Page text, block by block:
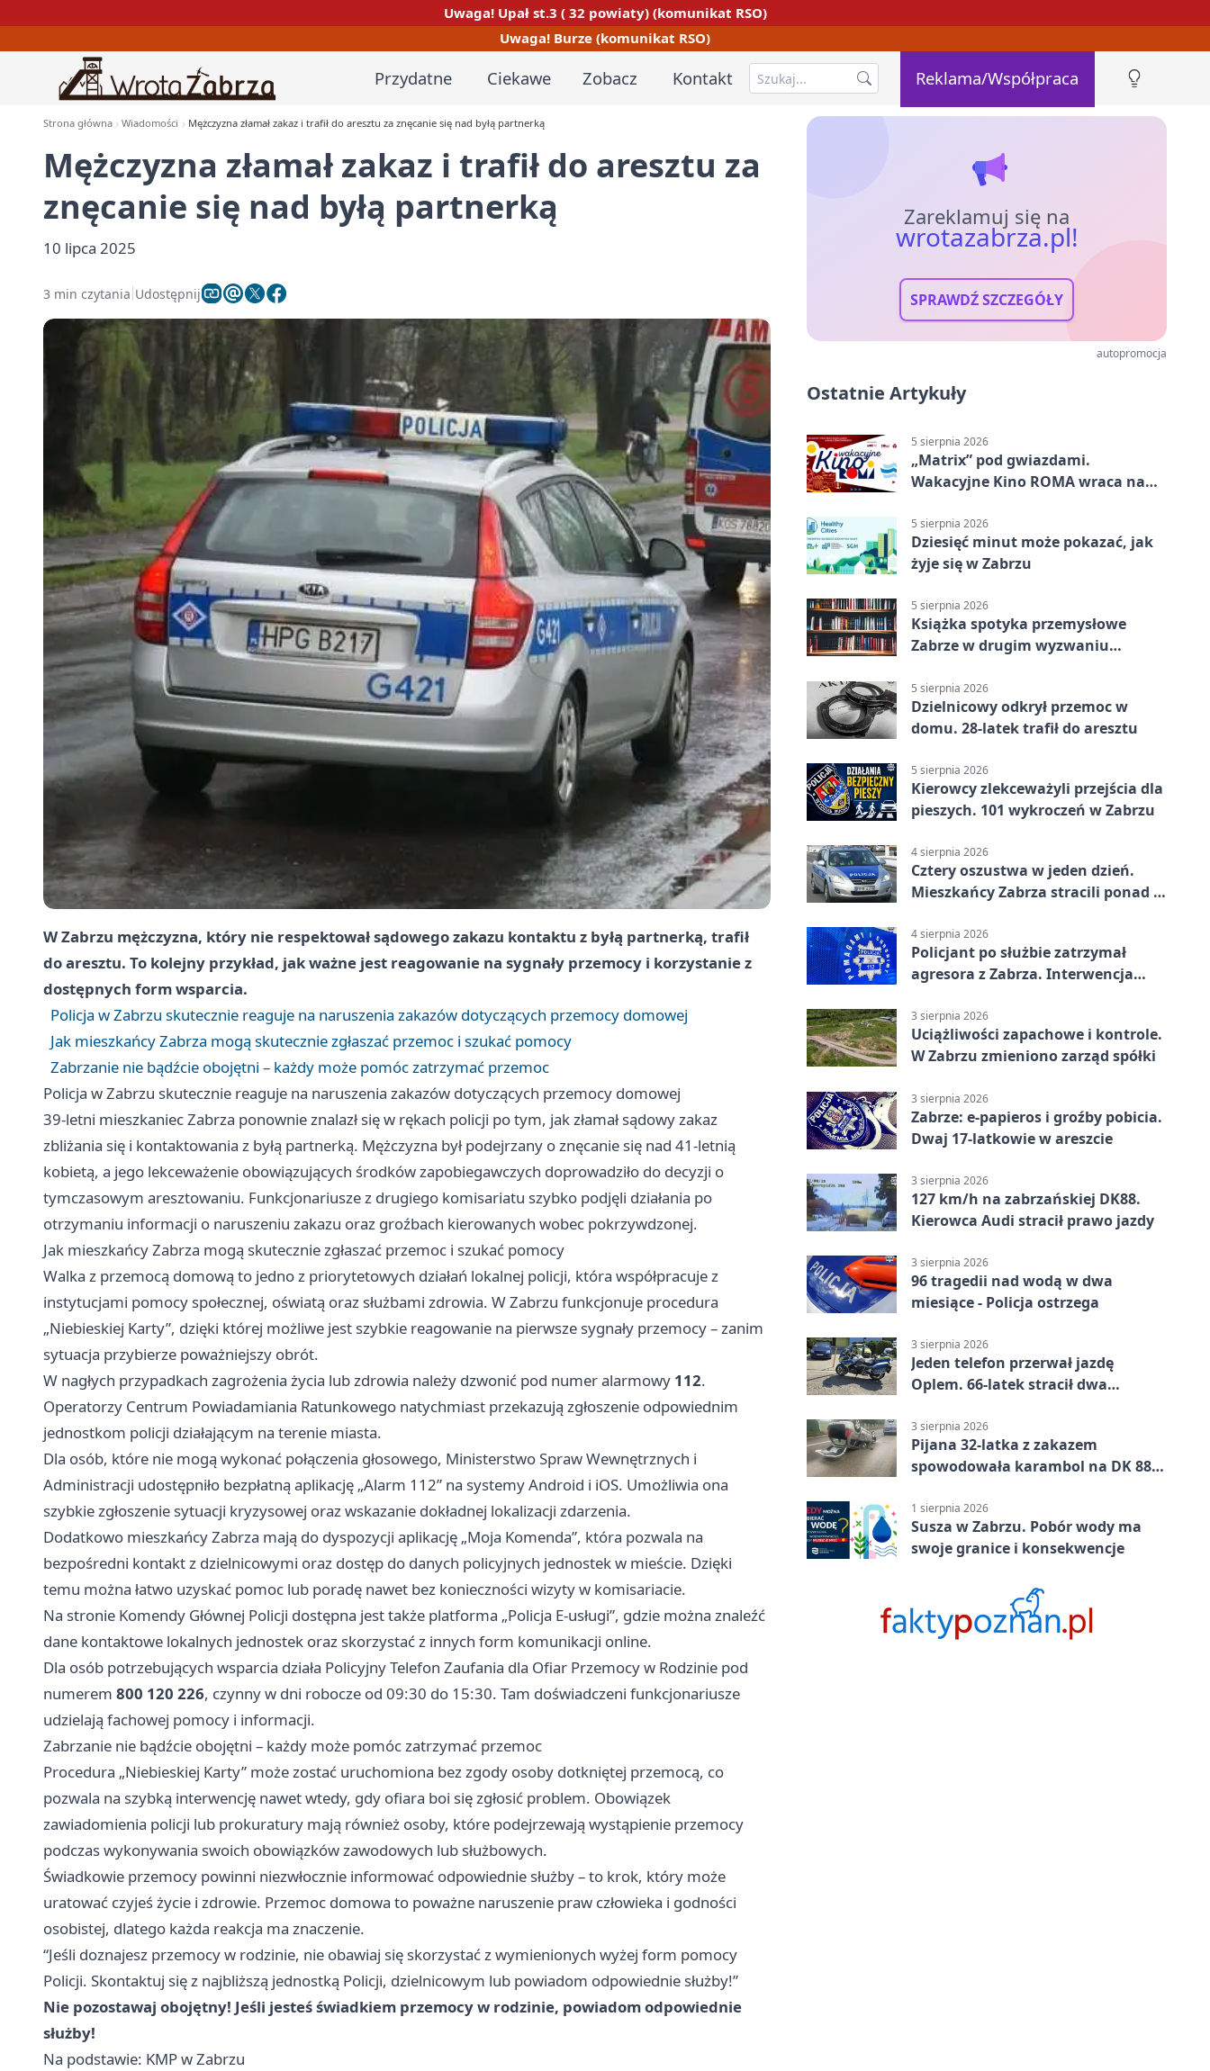
Uwaga! Upał st.3 ( 32 powiaty) (komunikat RSO)
Uwaga! Burze (komunikat RSO)
Przydatne Ciekawe Zobacz Kontakt Reklama/Współpraca
Strona główna Wiadomości Mężczyzna złamał zakaz i trafił do aresztu za znęcanie się nad byłą partnerką
Mężczyzna złamał zakaz i trafił do aresztu za
znęcanie się nad byłą partnerką
10 lipca 2025
3 min czytania Udostępnij
W Zabrzu mężczyzna, który nie respektował sądowego zakazu kontaktu z byłą partnerką, trafił
do aresztu. To kolejny przykład, jak ważne jest reagowanie na sygnały przemocy i korzystanie z
dostępnych form wsparcia.
Policja w Zabrzu skutecznie reaguje na naruszenia zakazów dotyczących przemocy domowej
Jak mieszkańcy Zabrza mogą skutecznie zgłaszać przemoc i szukać pomocy
Zabrzanie nie bądźcie obojętni – każdy może pomóc zatrzymać przemoc
Policja w Zabrzu skutecznie reaguje na naruszenia zakazów dotyczących przemocy domowej
39-letni mieszkaniec Zabrza ponownie znalazł się w rękach policji po tym, jak złamał sądowy zakaz
zbliżania się i kontaktowania z byłą partnerką. Mężczyzna był podejrzany o znęcanie się nad 41-letnią
kobietą, a jego lekceważenie obowiązujących środków zapobiegawczych doprowadziło do decyzji o
tymczasowym aresztowaniu. Funkcjonariusze z drugiego komisariatu szybko podjęli działania po
otrzymaniu informacji o naruszeniu zakazu oraz groźbach kierowanych wobec pokrzywdzonej.
Jak mieszkańcy Zabrza mogą skutecznie zgłaszać przemoc i szukać pomocy
Walka z przemocą domową to jedno z priorytetowych działań lokalnej policji, która współpracuje z
instytucjami pomocy społecznej, oświatą oraz służbami zdrowia. W Zabrzu funkcjonuje procedura
„Niebieskiej Karty”, dzięki której możliwe jest szybkie reagowanie na pierwsze sygnały przemocy – zanim
sytuacja przybierze poważniejszy obrót.
W nagłych przypadkach zagrożenia życia lub zdrowia należy dzwonić pod numer alarmowy 112.
Operatorzy Centrum Powiadamiania Ratunkowego natychmiast przekazują zgłoszenie odpowiednim
jednostkom policji działającym na terenie miasta.
Dla osób, które nie mogą wykonać połączenia głosowego, Ministerstwo Spraw Wewnętrznych i
Administracji udostępniło bezpłatną aplikację „Alarm 112” na systemy Android i iOS. Umożliwia ona
szybkie zgłoszenie sytuacji kryzysowej oraz wskazanie dokładnej lokalizacji zdarzenia.
Dodatkowo mieszkańcy Zabrza mają do dyspozycji aplikację „Moja Komenda”, która pozwala na
bezpośredni kontakt z dzielnicowymi oraz dostęp do danych policyjnych jednostek w mieście. Dzięki
temu można łatwo uzyskać pomoc lub poradę nawet bez konieczności wizyty w komisariacie.
Na stronie Komendy Głównej Policji dostępna jest także platforma „Policja E-usługi”, gdzie można znaleźć
dane kontaktowe lokalnych jednostek oraz skorzystać z innych form komunikacji online.
Dla osób potrzebujących wsparcia działa Policyjny Telefon Zaufania dla Ofiar Przemocy w Rodzinie pod
numerem 800 120 226, czynny w dni robocze od 09:30 do 15:30. Tam doświadczeni funkcjonariusze
udzielają fachowej pomocy i informacji.
Zabrzanie nie bądźcie obojętni – każdy może pomóc zatrzymać przemoc
Procedura „Niebieskiej Karty” może zostać uruchomiona bez zgody osoby dotkniętej przemocą, co
pozwala na szybką interwencję nawet wtedy, gdy ofiara boi się zgłosić problem. Obowiązek
zawiadomienia policji lub prokuratury mają również osoby, które podejrzewają wystąpienie przemocy
podczas wykonywania swoich obowiązków zawodowych lub służbowych.
Świadkowie przemocy powinni niezwłocznie informować odpowiednie służby – to krok, który może
uratować czyjeś życie i zdrowie. Przemoc domowa to poważne naruszenie praw człowieka i godności
osobistej, dlatego każda reakcja ma znaczenie.
“Jeśli doznajesz przemocy w rodzinie, nie obawiaj się skorzystać z wymienionych wyżej form pomocy
Policji. Skontaktuj się z najbliższą jednostką Policji, dzielnicowym lub powiadom odpowiednie służby!”
Nie pozostawaj obojętny! Jeśli jesteś świadkiem przemocy w rodzinie, powiadom odpowiednie
służby!
Na podstawie: KMP w Zabrzu
Zareklamuj się na
wrotazabrza.pl!
SPRAWDŹ SZCZEGÓŁY
autopromocja
Ostatnie Artykuły
5 sierpnia 2026
„Matrix” pod gwiazdami.
Wakacyjne Kino ROMA wraca na
5 sierpnia 2026
Dziesięć minut może pokazać, jak
żyje się w Zabrzu
5 sierpnia 2026
Książka spotyka przemysłowe
Zabrze w drugim wyzwaniu
5 sierpnia 2026
Dzielnicowy odkrył przemoc w
domu. 28-latek trafił do aresztu
5 sierpnia 2026
Kierowcy zlekceważyli przejścia dla
pieszych. 101 wykroczeń w Zabrzu
4 sierpnia 2026
Cztery oszustwa w jeden dzień.
Mieszkańcy Zabrza stracili ponad 6
4 sierpnia 2026
Policjant po służbie zatrzymał
agresora z Zabrza. Interwencja
3 sierpnia 2026
Uciążliwości zapachowe i kontrole.
W Zabrzu zmieniono zarząd spółki
3 sierpnia 2026
Zabrze: e-papieros i groźby pobicia.
Dwaj 17-latkowie w areszcie
3 sierpnia 2026
127 km/h na zabrzańskiej DK88.
Kierowca Audi stracił prawo jazdy
3 sierpnia 2026
96 tragedii nad wodą w dwa
miesiące - Policja ostrzega
3 sierpnia 2026
Jeden telefon przerwał jazdę
Oplem. 66-latek stracił dwa
3 sierpnia 2026
Pijana 32-latka z zakazem
spowodowała karambol na DK 88
1 sierpnia 2026
Susza w Zabrzu. Pobór wody ma
swoje granice i konsekwencje